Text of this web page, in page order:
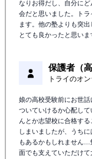
なりお得だし、自分に
会だと思いました。ト
ます。他の塾よりも突
とても良かったと思いま
保護者（高
トライのオ
娘の高校受験前にお世
ついていけるか心配し
んとか志望校に合格す
しまいましたが、うち
もあるかもしれません…
面でも支えていただけ